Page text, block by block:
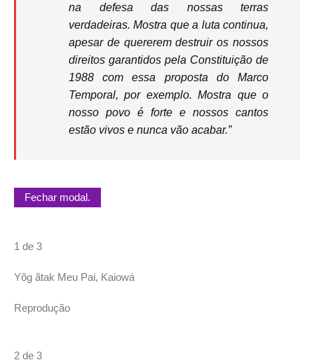
na defesa das nossas terras
verdadeiras. Mostra que a luta continua,
apesar de quererem destruir os nossos
direitos garantidos pela Constituição de
1988 com essa proposta do Marco
Temporal, por exemplo. Mostra que o
nosso povo é forte e nossos cantos
estão vivos e nunca vão acabar.”
Fechar modal.
1 de 3
Yõg ãtak Meu Pai, Kaiowá
Reprodução
2 de 3